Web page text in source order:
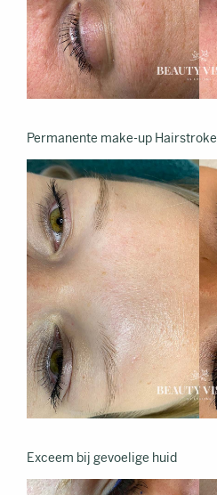
Permanente make-up Hairstroke
Exceem bij gevoelige huid